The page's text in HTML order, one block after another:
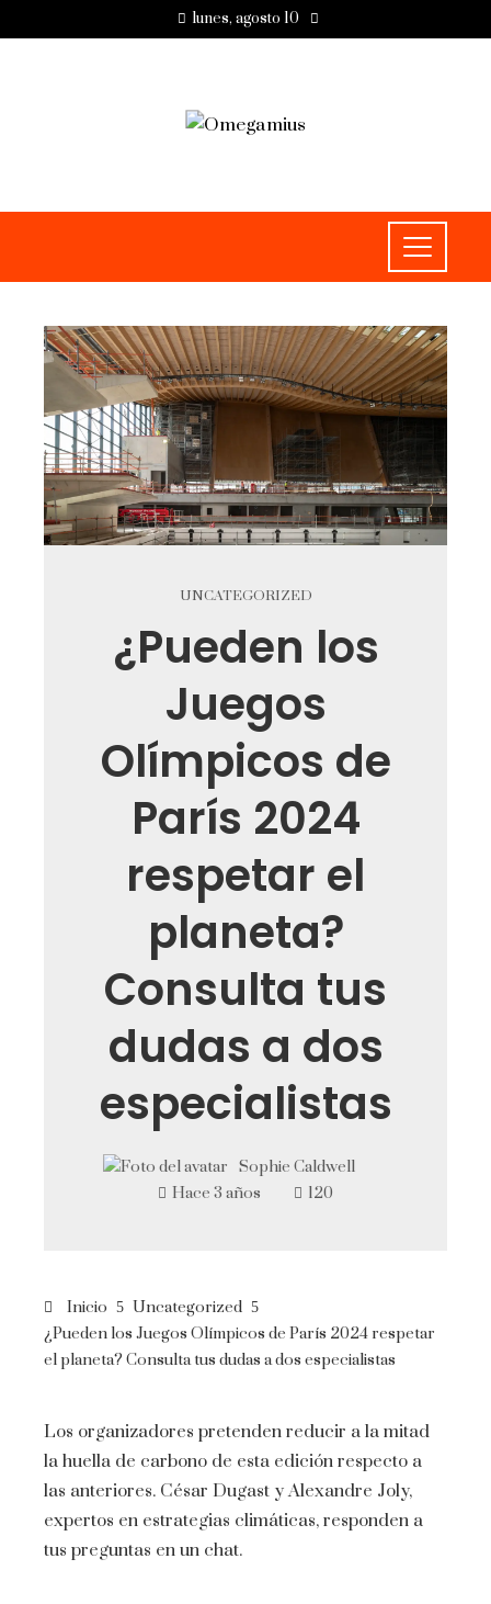
lunes, agosto 10
UNCATEGORIZED
¿Pueden los
Juegos
Olímpicos de
París 2024
respetar el
planeta?
Consulta tus
dudas a dos
especialistas
Sophie Caldwell
Hace 3 años
120
Inicio
Uncategorized
¿Pueden los Juegos Olímpicos de París 2024 respetar
el planeta? Consulta tus dudas a dos especialistas
Los organizadores pretenden reducir a la mitad
la huella de carbono de esta edición respecto a
las anteriores. César Dugast y Alexandre Joly,
expertos en estrategias climáticas, responden a
tus preguntas en un chat.